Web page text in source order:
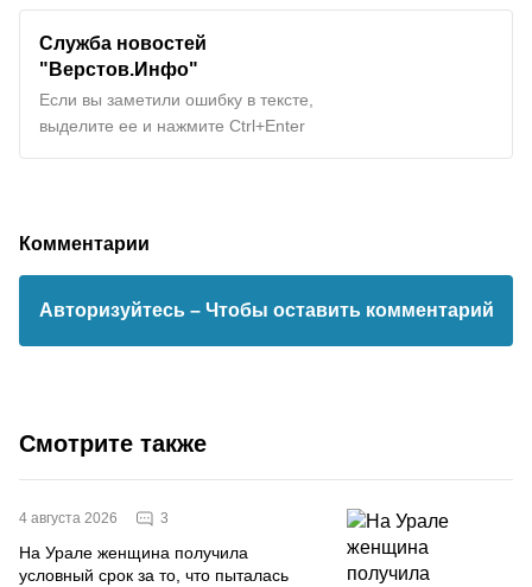
Служба новостей
"Верстов.Инфо"
Если вы заметили ошибку в тексте,
выделите ее и нажмите Ctrl+Enter
Комментарии
Авторизуйтесь – Чтобы оставить комментарий
Смотрите также
4 августа 2026 3
На Урале женщина получила
условный срок за то, что пыталась